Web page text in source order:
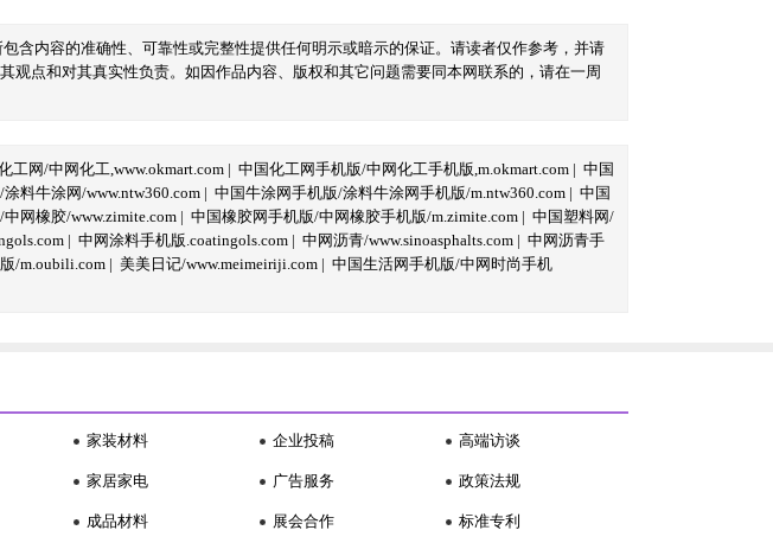
含内容的准确性、可靠性或完整性提供任何明示或暗示的保证。请读者仅作参考，并请
点和对其真实性负责。如因作品内容、版权和其它问题需要同本网联系的，请在一周
工网/中网化工,www.okmart.com | 中国化工网手机版/中网化工手机版,m.okmart.com | 中国
料牛涂网/www.ntw360.com | 中国牛涂网手机版/涂料牛涂网手机版/m.ntw360.com | 中国
网橡胶/www.zimite.com | 中国橡胶网手机版/中网橡胶手机版/m.zimite.com | 中国塑料网/
| 中网涂料手机版.coatingols.com | 中网沥青/www.sinoasphalts.com | 中网沥青手
/m.oubili.com | 美美日记/www.meimeiriji.com | 中国生活网手机版/中网时尚手机
家装材料
家居家电
成品材料
企业投稿
广告服务
展会合作
高端访谈
政策法规
标准专利